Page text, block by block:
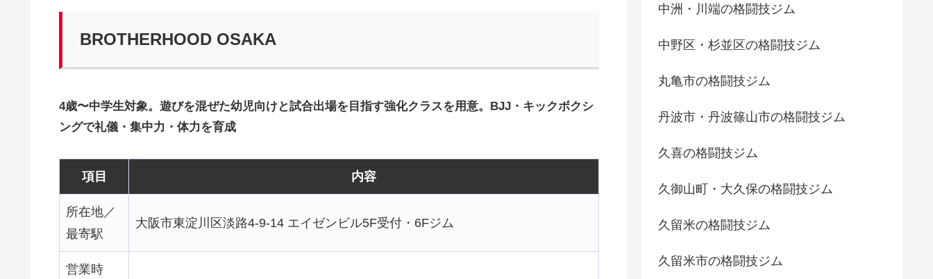
BROTHERHOOD OSAKA
4歳〜中学生対象。遊びを混ぜた幼児向けと試合出場を目指す強化クラスを用意。BJJ・キックボクシ
ングで礼儀・集中力・体力を育成
項目 内容
所在地／
最寄駅
大阪市東淀川区淡路4-9-14 エイゼンビル5F受付・6Fジム
営業時
中洲・川端の格闘技ジム
中野区・杉並区の格闘技ジム
丸亀市の格闘技ジム
丹波市・丹波篠山市の格闘技ジム
久喜の格闘技ジム
久御山町・大久保の格闘技ジム
久留米の格闘技ジム
久留米市の格闘技ジム